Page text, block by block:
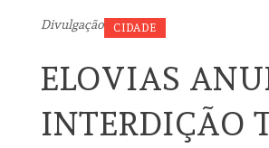
Divulgação CIDADE
ELOVIAS
INTERDIÇÃO